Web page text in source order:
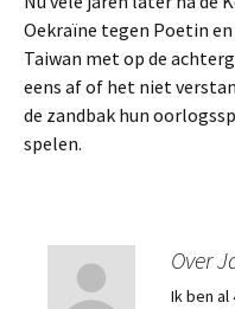
Oekraïne tegen Poetin
Taiwan met op de
eens af of het niet
de zandbak hun
spelen.
Over
Ik ben